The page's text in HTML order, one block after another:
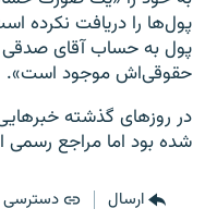
پول‌ها را دریافت نکرده
پول به حساب آقای
حقوقی‌اش موجود است».
در روزهای گذشته
شده بود اما مراجع رسمی
ارسال دسترسی